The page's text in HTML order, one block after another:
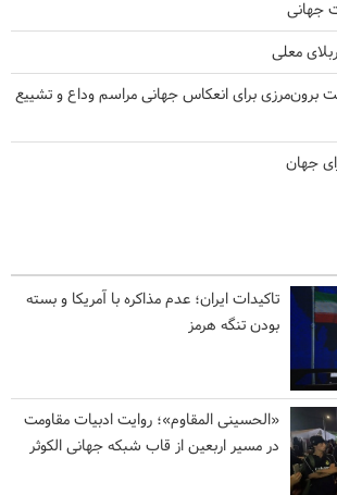
جهانی
معلی
برون‌مرزی برای انعکاس جهانی مراسم وداع و تشییع
جهان
تاکیدات ایران؛ عدم مذاکره با آمریکا و بسته
بودن تنگه هرمز
«الحسینی المقاوم»؛ روایت ادبیات مقاومت
در مسیر اربعین از قاب شبکه جهانی الکوثر